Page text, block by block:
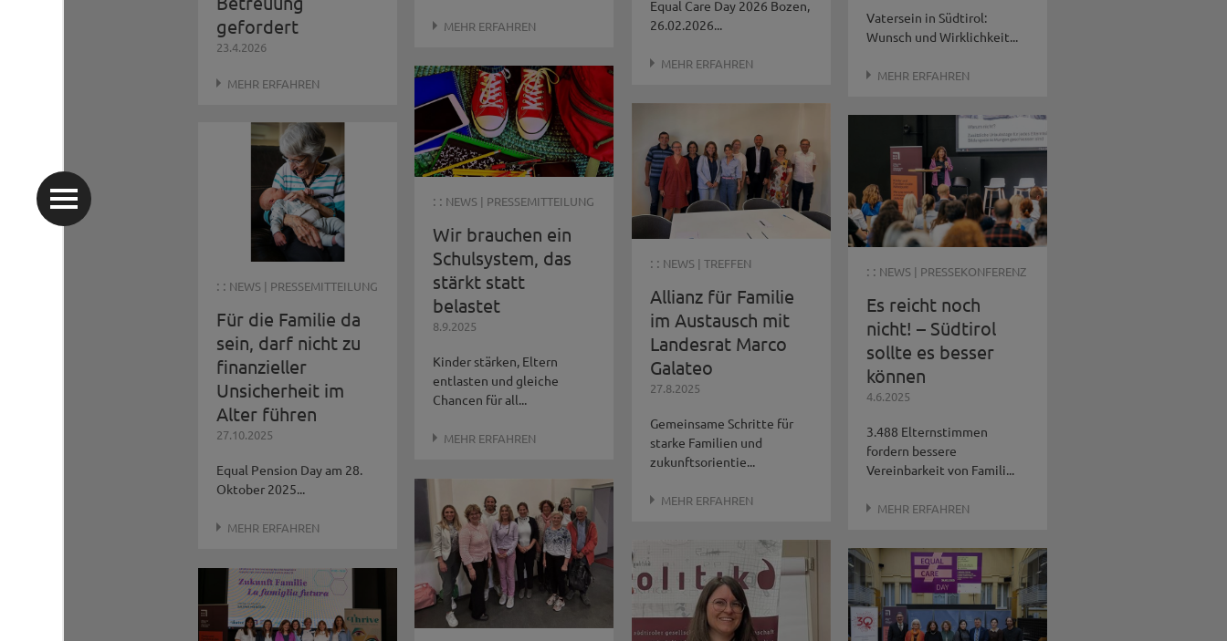
gefordert
23.4.2026
MEHR ERFAHREN
MEHR ERFAHREN
Equal Care Day 2026 Bozen,
26.02.2026...
MEHR ERFAHREN
Vatersein in Südtirol:
Wunsch und Wirklichkeit...
MEHR ERFAHREN
: : NEWS | PRESSEMITTEILUNG
Für die Familie da
sein, darf nicht zu
finanzieller
Unsicherheit im
Alter führen
27.10.2025
Equal Pension Day am 28.
Oktober 2025...
MEHR ERFAHREN
: : NEWS | PRESSEMITTEILUNG
Wir brauchen ein
Schulsystem, das
stärkt statt
belastet
8.9.2025
Kinder stärken, Eltern
entlasten und gleiche
Chancen für all...
MEHR ERFAHREN
: : NEWS | TREFFEN
Allianz für Familie
im Austausch mit
Landesrat Marco
Galateo
27.8.2025
Gemeinsame Schritte für
starke Familien und
zukunftsorientie...
MEHR ERFAHREN
: : NEWS | PRESSEKONFERENZ
Es reicht noch
nicht! – Südtirol
sollte es besser
können
4.6.2025
3.488 Elternstimmen
fordern bessere
Vereinbarkeit von Famili...
MEHR ERFAHREN